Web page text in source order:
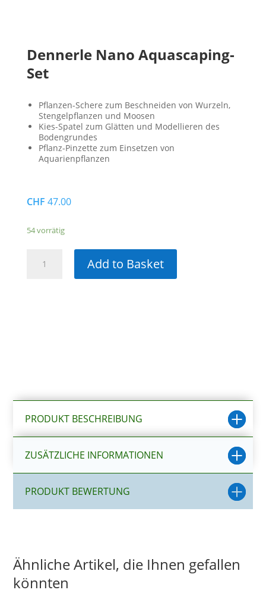
Dennerle Nano Aquascaping-
Set
Pflanzen-Schere zum Beschneiden von Wurzeln,
Stengelpflanzen und Moosen
Kies-Spatel zum Glätten und Modellieren des
Bodengrundes
Pflanz-Pinzette zum Einsetzen von
Aquarienpflanzen
CHF 47.00
54 vorrätig
Nano
Add to Basket
PRODUKT BESCHREIBUNG
ZUSÄTZLICHE INFORMATIONEN
PRODUKT BEWERTUNG
Ähnliche Artikel, die Ihnen gefallen
könnten